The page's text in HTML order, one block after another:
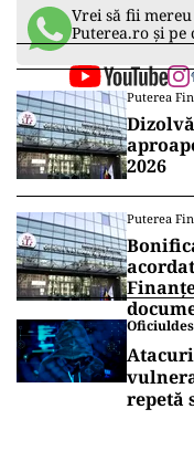
domenii de
mai puternic și să
digitalizarea
În afară de Daisy
cunoscuți din
industriale au
Darwin’s Circle și
împreună putem
comun.
Vrei să fii
Puterea.ro și